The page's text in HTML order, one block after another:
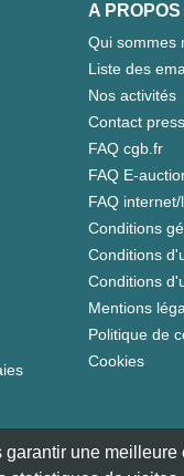
A PROPOS
Qui sommes
Liste des
Nos activités
Contact
FAQ cgb.fr
FAQ E-
FAQ
Conditions
Conditions
Conditions
Mentions
Politique de
Cookies
une